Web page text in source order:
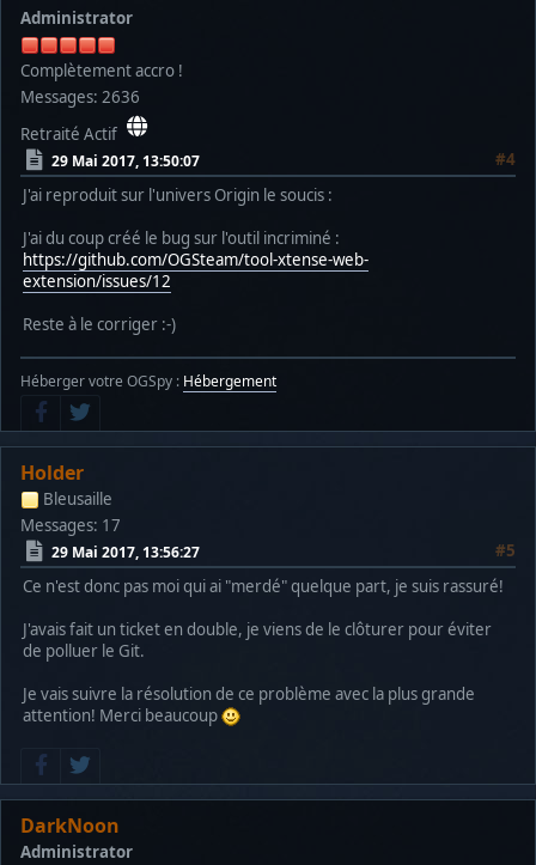
Administrator
Complètement accro !
Messages: 2636
Retraité Actif
29 Mai 2017, 13:50:07
#4
J'ai reproduit sur l'univers Origin le soucis :
J'ai du coup créé le bug sur l'outil incriminé :
https://github.com/OGSteam/tool-xtense-web-
extension/issues/12
Reste à le corriger :-)
Héberger votre OGSpy : Hébergement
Holder
Bleusaille
Messages: 17
29 Mai 2017, 13:56:27
#5
Ce n'est donc pas moi qui ai "merdé" quelque part, je suis rassuré!
J'avais fait un ticket en double, je viens de le clôturer pour éviter
de polluer le Git.
Je vais suivre la résolution de ce problème avec la plus grande
attention! Merci beaucoup
DarkNoon
Administrator